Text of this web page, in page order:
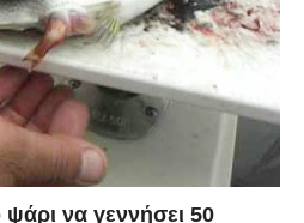
να γεννήσει 50